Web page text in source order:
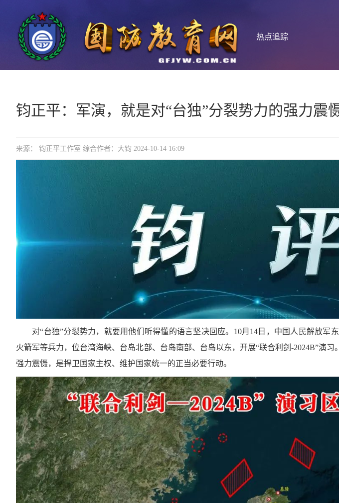
热点追踪
钧正平：军演，就是对“台独”分裂势力的强力震
来源： 钧正平工作室 综合作者：大钧 2024-10-14 16:09
对“台独”分裂势力，就要用他们听得懂的语言坚决回应。10月14日，中国人民解放军
火箭军等兵力，位台湾海峡、台岛北部、台岛南部、台岛以东，开展“联合利剑-2024B”演习
强力震慑，是捍卫国家主权、维护国家统一的正当必要行动。